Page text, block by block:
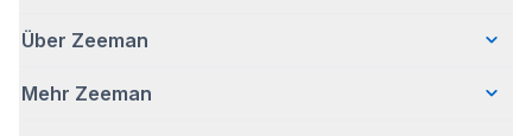
Häufig gestellte Fragen
Lieferung
Über Zeeman
Wer wir sind
Mehr Zeeman